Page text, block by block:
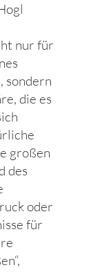
nur für
sondern
die es
großen
des
oder
für